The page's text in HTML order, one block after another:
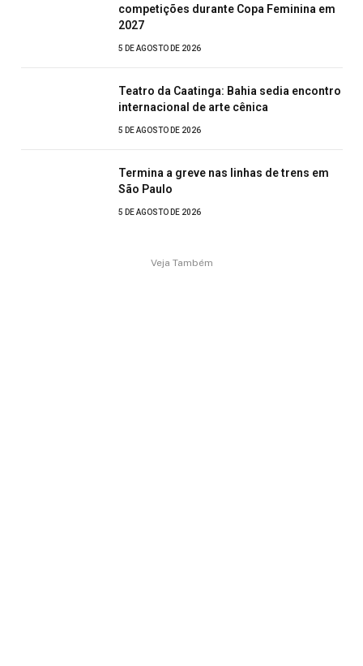
competições durante Copa Feminina em
2027
5 DE AGOSTO DE 2026
Teatro da Caatinga: Bahia sedia encontro
internacional de arte cênica
5 DE AGOSTO DE 2026
Termina a greve nas linhas de trens em
São Paulo
5 DE AGOSTO DE 2026
Veja Também